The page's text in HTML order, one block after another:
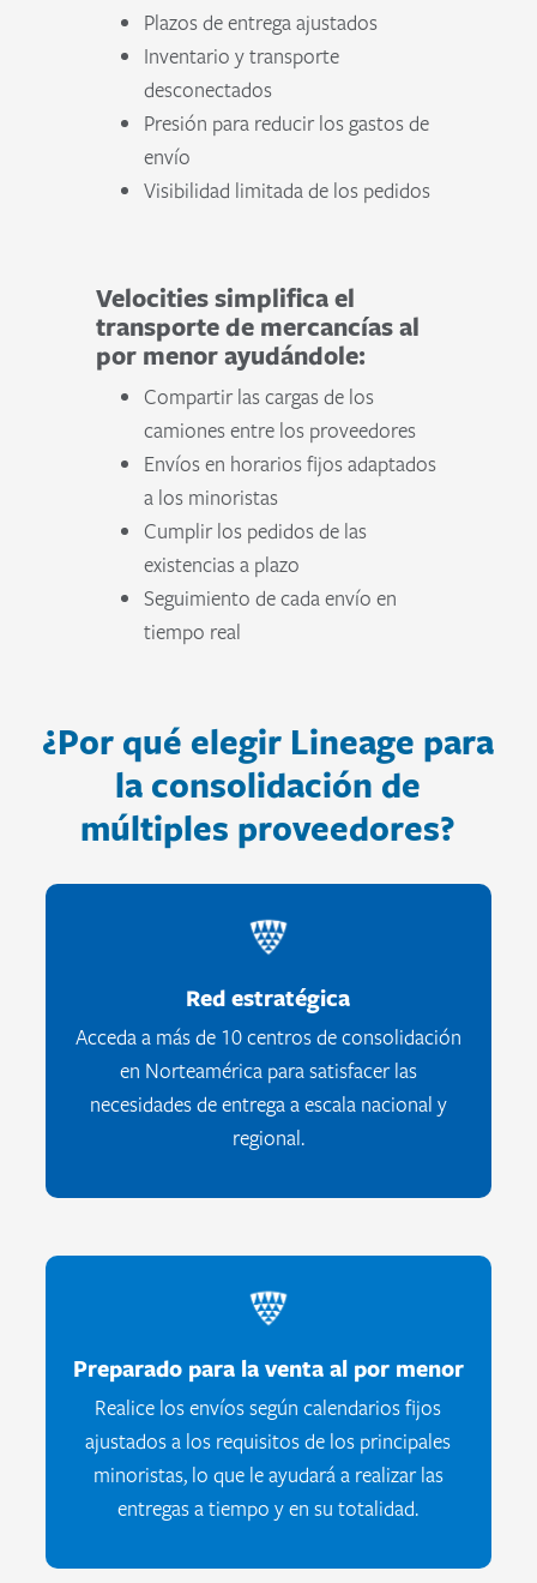
Plazos de entrega ajustados
Inventario y transporte
desconectados
Presión para reducir los gastos de
envío
Visibilidad limitada de los pedidos
Velocities simplifica el
transporte de mercancías al
por menor ayudándole:
Compartir las cargas de los
camiones entre los proveedores
Envíos en horarios fijos adaptados
a los minoristas
Cumplir los pedidos de las
existencias a plazo
Seguimiento de cada envío en
tiempo real
¿Por qué elegir Lineage para
la consolidación de
múltiples proveedores?
Red estratégica
Acceda a más de 10 centros de consolidación
en Norteamérica para satisfacer las
necesidades de entrega a escala nacional y
regional.
Preparado para la venta al por menor
Realice los envíos según calendarios fijos
ajustados a los requisitos de los principales
minoristas, lo que le ayudará a realizar las
entregas a tiempo y en su totalidad.